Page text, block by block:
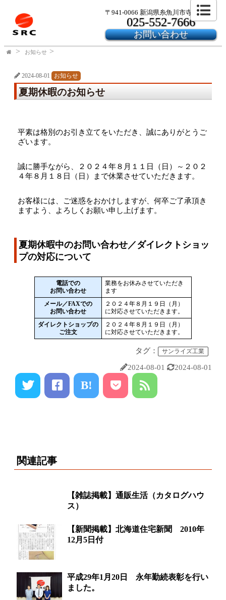
〒941-0066 新潟県糸魚川市寺島2-24-6
025-552-7666
お問い合わせ
お知らせ
2024-08-01 お知らせ
夏期休暇のお知らせ
平素は格別のお引き立てをいただき、誠にありがとうご
ざいます。
誠に勝手ながら、２０２４年８月１１日（日）～２０２
４年８月１８日（日）まで休業させていただきます。
お客様には、ご迷惑をおかけしますが、何卒ご了承頂き
ますよう、よろしくお願い申し上げます。
夏期休暇中のお問い合わせ／ダイレクトショッ
プの対応について
電話での
お問い合わせ
業務をお休みさせていただき
ます
メール／FAXでの
お問い合わせ
２０２４年８月１９日（月）
に対応させていただきます。
ダイレクトショップの
ご注文
２０２４年８月１９日（月）
に対応させていただきます。
タグ： サンライズ工業
2024-08-01 2024-08-01
B!
関連記事
【雑誌掲載】通販生活（カタログハウ
ス）
【新聞掲載】北海道住宅新聞 2010年
12月5日付
平成29年1月20日 永年勤続表彰を行い
ました。